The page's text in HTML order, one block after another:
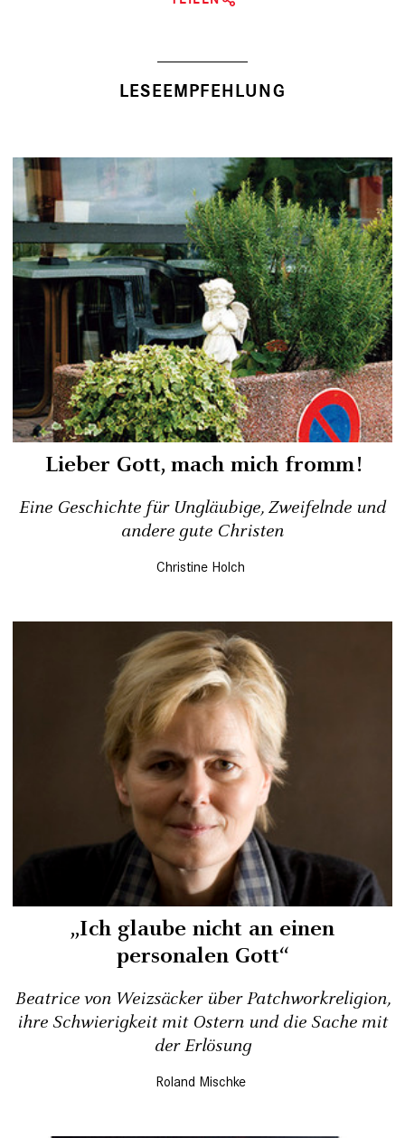
LESEEMPFEHLUNG
Lieber Gott, mach mich fromm!
Eine Geschichte für Ungläubige, Zweifelnde und
andere gute Christen
Christine Holch
„Ich glaube nicht an einen
personalen Gott“
Beatrice von Weizsäcker über Patchwork­religion,
ihre Schwierigkeit mit Ostern und die Sache mit
der Erlösung
Roland Mischke